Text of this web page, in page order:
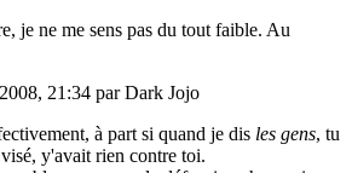
je ne me sens pas du tout faible. Au
21:34 par Dark Jojo
à part si quand je dis les gens, tu
visé, y'avait rien contre toi.